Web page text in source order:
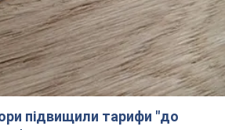
підвищили тарифи "до